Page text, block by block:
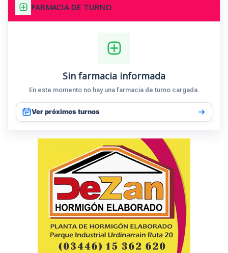
FARMACIA DE TURNO
Sin farmacia informada
En este momento no hay una farmacia de turno cargada.
Ver próximos turnos